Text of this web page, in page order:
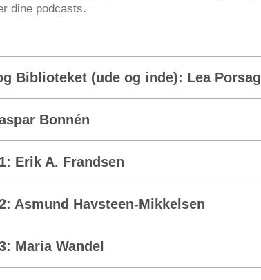
dine podcasts.
Biblioteket (ude og inde): Lea
Bonnén
Erik A. Frandsen
Asmund Havsteen-Mikkelsen
Maria Wandel